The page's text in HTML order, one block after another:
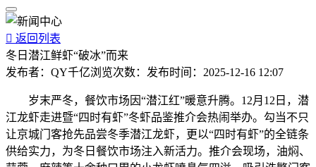
 返回列表
冬日潜江鲜虾“破冰”而来
发布者： QY千亿浏览次数： 发布时间： 2025-12-16 12:07
岁末严冬，餐饮市场因“潜江红”暖意升腾。12月12日，潜
江龙虾走进暨“四时有虾”冬虾品鉴推介会热闹举办。勾当不只
让京城门客抢先品尝冬季潜江龙虾，更以“四时有虾”的全链条
供给实力，为冬日餐饮市场注入新活力。推介会现场，油焖、